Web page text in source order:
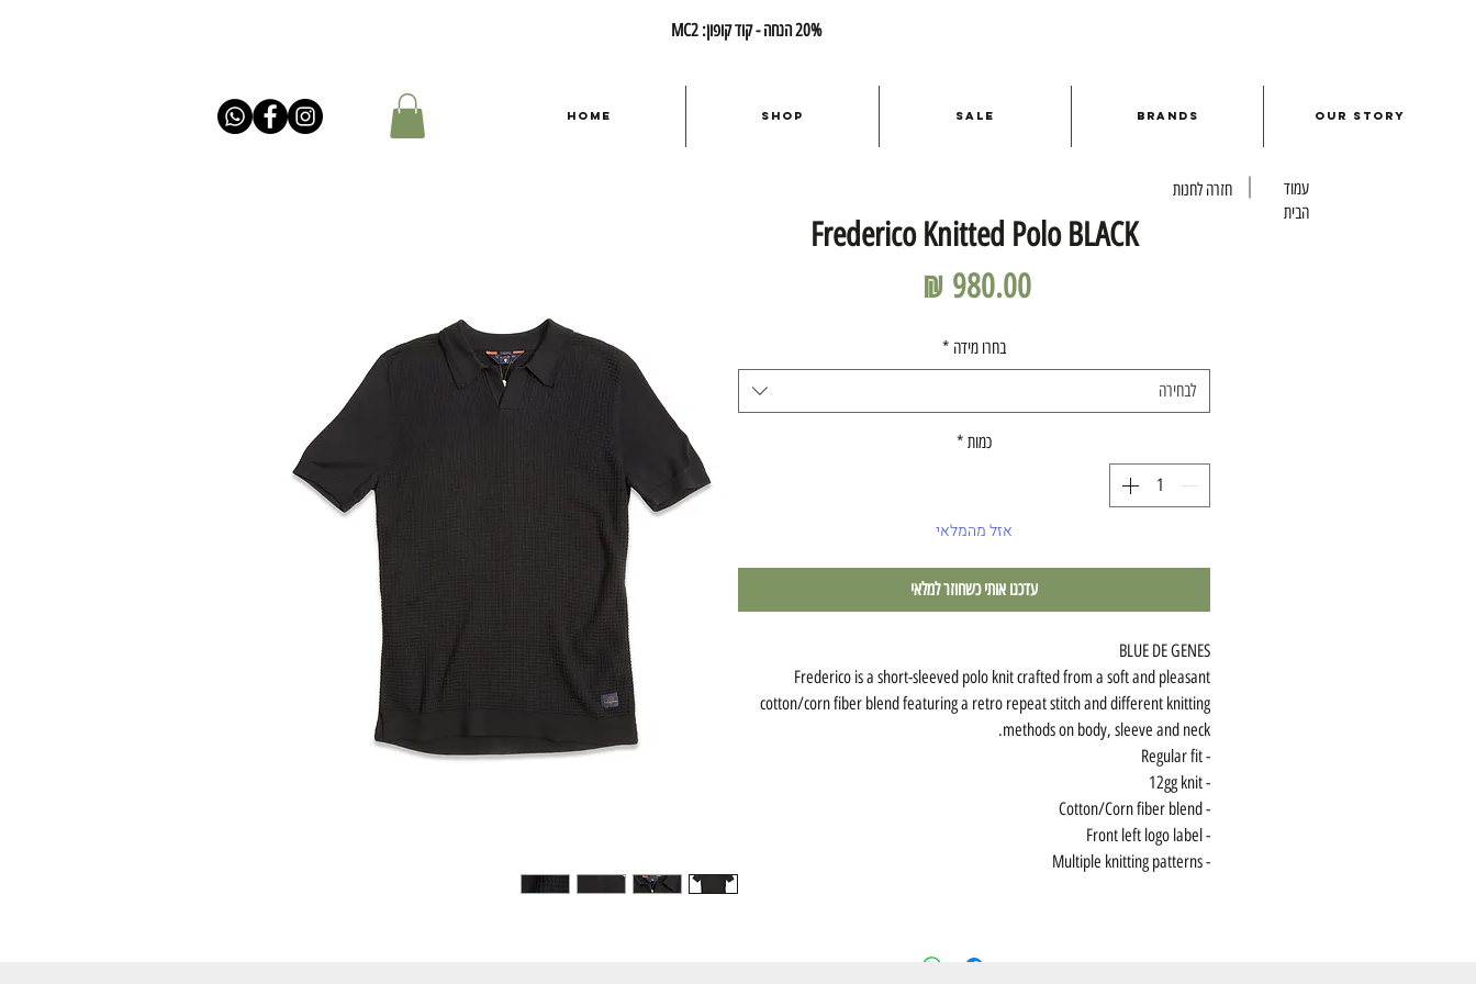
עמוד
הבית
חזרה לחנות
Frederico Knitted Polo BLACK
בחרו מידה *
לבחירה
כמות *
אזל מהמלאי
עדכנו אותי כשחוזר למלאי
BLUE DE GENES
Frederico is a short-sleeved polo knit crafted from a soft and pleasant
cotton/corn fiber blend featuring a retro repeat stitch and different knitting
methods on body, sleeve and neck.
- Regular fit
- 12gg knit
- Cotton/Corn fiber blend
- Front left logo label
- Multiple knitting patterns
20% הנחה - קוד קופון: MC2
Home Shop Sale Brands Our Story